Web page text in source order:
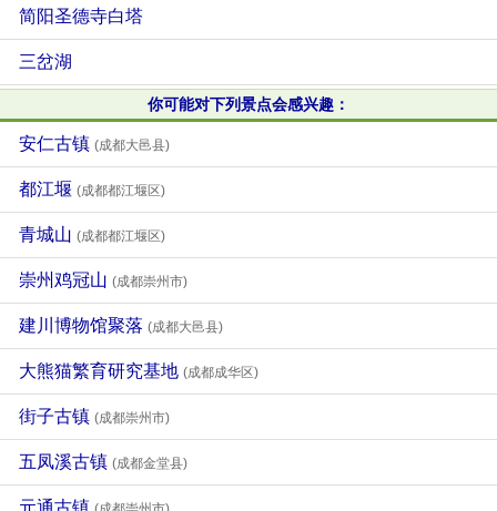
简阳圣德寺白塔
三岔湖
你可能对下列景点会感兴趣：
安仁古镇 (成都大邑县)
都江堰 (成都都江堰区)
青城山 (成都都江堰区)
崇州鸡冠山 (成都崇州市)
建川博物馆聚落 (成都大邑县)
大熊猫繁育研究基地 (成都成华区)
街子古镇 (成都崇州市)
五凤溪古镇 (成都金堂县)
元通古镇